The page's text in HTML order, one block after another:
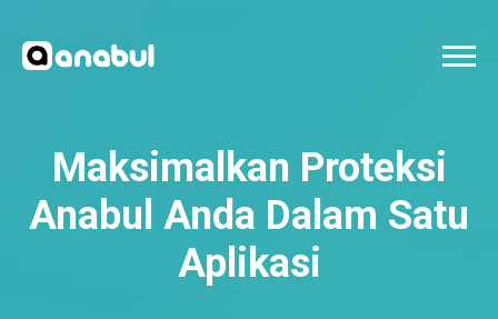
Maksimalkan Proteksi
Anabul Anda Dalam Satu
Aplikasi